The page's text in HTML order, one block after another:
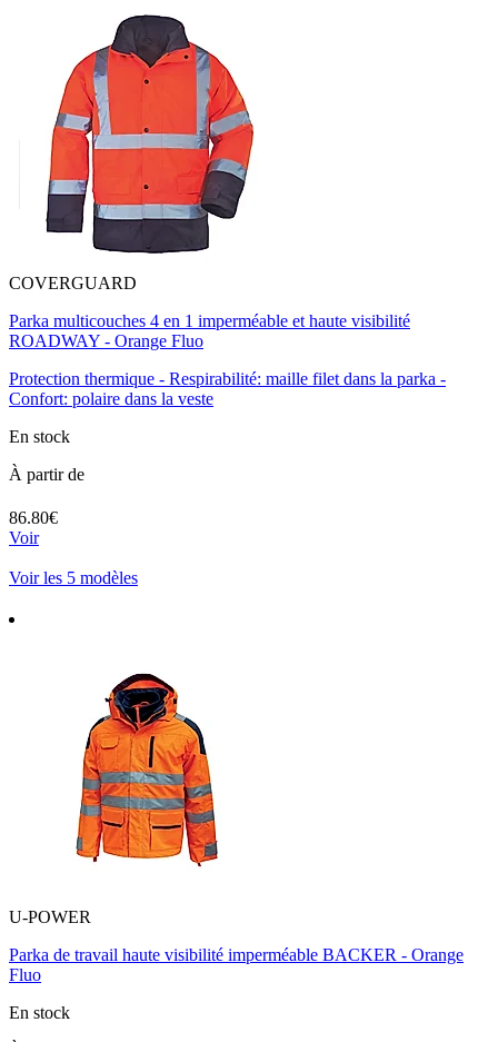
COVERGUARD
Parka multicouches 4 en 1 imperméable et haute visibilité
ROADWAY - Orange Fluo
Protection thermique - Respirabilité: maille filet dans la parka -
Confort: polaire dans la veste
En stock
À partir de
86.80€
Voir
Voir les 5 modèles
U-POWER
Parka de travail haute visibilité imperméable BACKER - Orange
Fluo
En stock